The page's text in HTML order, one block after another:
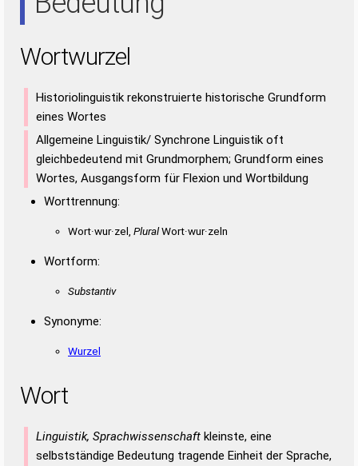
Wortwurzel
Historiolinguistik rekonstruierte historische Grundform
eines Wortes
Allgemeine Linguistik/ Synchrone Linguistik oft
gleichbedeutend mit Grundmorphem; Grundform eines
Wortes, Ausgangsform für Flexion und Wortbildung
Worttrennung:
Wort·wur·zel, PluralWort·wur·zeln
Wortform:
Substantiv
Synonyme:
Wurzel
Wort
Linguistik, Sprachwissenschaft kleinste, eine
selbstständige Bedeutung tragende Einheit der Sprache,